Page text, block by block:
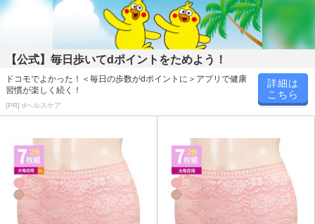
【公式】毎日歩いてdポイントをためよう！
ドコモでよかった！＜毎日の歩数がdポイントに＞アプリで健康
習慣が楽しく続く！
[PR] dヘルスケア
詳細は
こちら